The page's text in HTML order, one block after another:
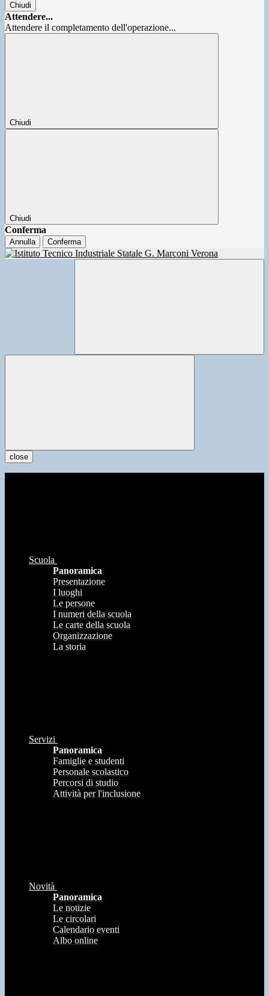
Chiudi
Attendere...
Attendere il completamento dell'operazione...
Chiudi
Chiudi
Conferma
Annulla Conferma
close
Scuola
Panoramica
Presentazione
I luoghi
Le persone
I numeri della scuola
Le carte della scuola
Organizzazione
La storia
Servizi
Panoramica
Famiglie e studenti
Personale scolastico
Percorsi di studio
Attività per l'inclusione
Novità
Panoramica
Le notizie
Le circolari
Calendario eventi
Albo online